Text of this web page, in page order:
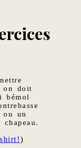
on doit
bémol
ou un
)